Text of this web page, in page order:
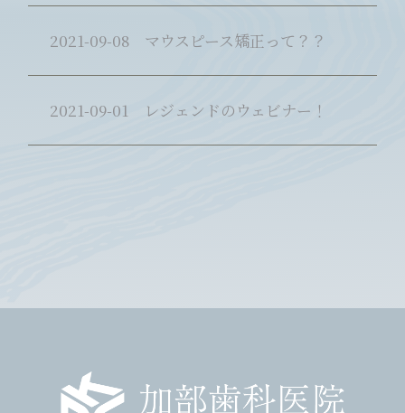
2021-09-08 マウスピース矯正って？？
2021-09-01 レジェンドのウェビナー！